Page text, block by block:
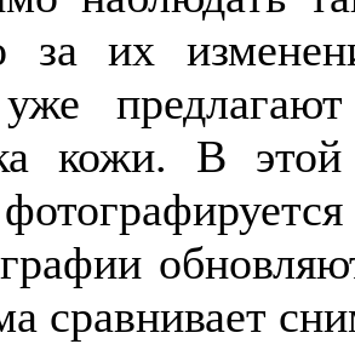
за их
кожи. В
сравнивает